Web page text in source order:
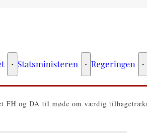
Statsministeriet - Flere links
Statsministeren Statsministeren -
Regeringen
FH og DA til møde om værdig